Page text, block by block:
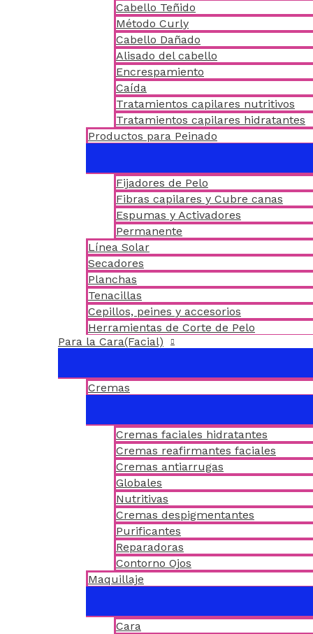
Cabello Teñido
Método Curly
Cabello Dañado
Alisado del cabello
Encrespamiento
Caída
Tratamientos capilares nutritivos
Tratamientos capilares hidratantes
Productos para Peinado
Fijadores de Pelo
Fibras capilares y Cubre canas
Espumas y Activadores
Permanente
Línea Solar
Secadores
Planchas
Tenacillas
Cepillos, peines y accesorios
Herramientas de Corte de Pelo
Para la Cara(Facial)
Cremas
Cremas faciales hidratantes
Cremas reafirmantes faciales
Cremas antiarrugas
Globales
Nutritivas
Cremas despigmentantes
Purificantes
Reparadoras
Contorno Ojos
Maquillaje
Cara